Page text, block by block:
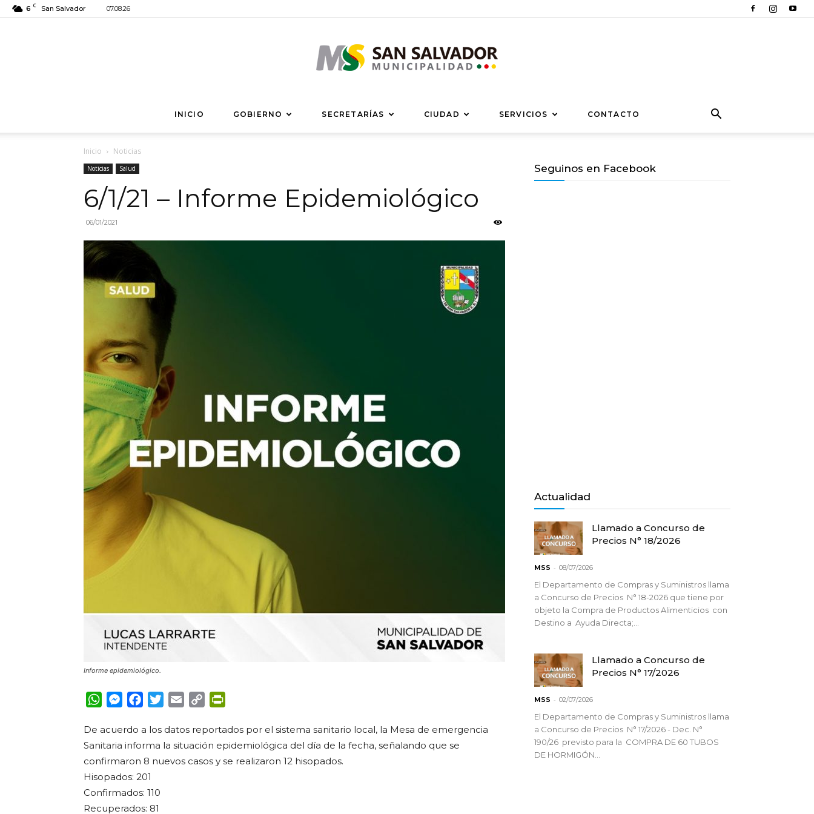
6 C San Salvador 07.08.26
Municipalidad
de
INICIO GOBIERNO SECRETARÍAS CIUDAD SERVICIOS CONTACTO
Inicio Noticias
Noticias Salud
6/1/21 – Informe Epidemiológico
06/01/2021
Informe epidemiológico.
WhatsApp
Messenger
FacebookTwitterEmail Copy
De acuerdo a los datos reportados por el sistema sanitario local, la Mesa de emergencia
Sanitaria informa la situación epidemiológica del día de la fecha, señalando que se
confirmaron 8 nuevos casos y se realizaron 12 hisopados.
Hisopados: 201
Confirmados: 110
Recuperados: 81
Seguinos en Facebook
Actualidad
Llamado a Concurso de
Precios N° 18/2026
MSS - 08/07/2026
El Departamento de Compras y Suministros llama
a Concurso de Precios N° 18-2026 que tiene por
objeto la Compra de Productos Alimenticios con
Destino a Ayuda Directa;...
Llamado a Concurso de
Precios N° 17/2026
MSS - 02/07/2026
El Departamento de Compras y Suministros llama
a Concurso de Precios N° 17/2026 - Dec. N°
190/26 previsto para la COMPRA DE 60 TUBOS
DE HORMIGÓN...